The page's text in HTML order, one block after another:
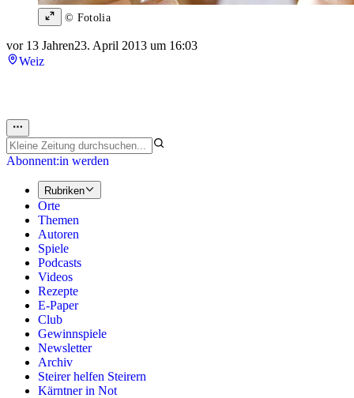
© Fotolia
vor 13 Jahren23. April 2013 um 16:03
Weiz
Abonnent:in werden
Rubriken
Orte
Themen
Autoren
Spiele
Podcasts
Videos
Rezepte
E-Paper
Club
Gewinnspiele
Newsletter
Archiv
Steirer helfen Steirern
Kärntner in Not